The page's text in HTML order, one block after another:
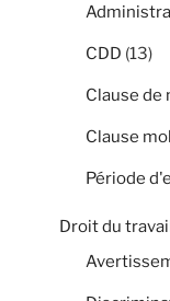
CDD (13)
Clause de
Clause
Période
Droit du